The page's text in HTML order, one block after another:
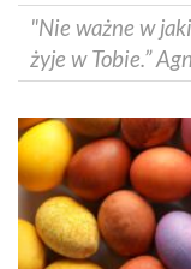
"Nie ważne w
żyje w Tobie.”